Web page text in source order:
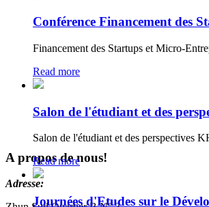
Conférence Financement des
Financement des Startups et Micro-
Read more
Salon de l'étudiant et des
Salon de l'étudiant et des perspectives
Read more
Journées d'Etudes sur le
A propos de nous!
Adresse: